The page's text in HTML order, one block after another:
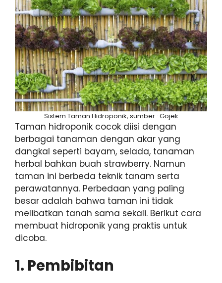
Sistem Taman Hidroponik, sumber : Gojek
Taman hidroponik cocok diisi dengan
berbagai tanaman dengan akar yang
dangkal seperti bayam, selada, tanaman
herbal bahkan buah strawberry. Namun
taman ini berbeda teknik tanam serta
perawatannya. Perbedaan yang paling
besar adalah bahwa taman ini tidak
melibatkan tanah sama sekali. Berikut cara
membuat hidroponik yang praktis untuk
dicoba.
1. Pembibitan